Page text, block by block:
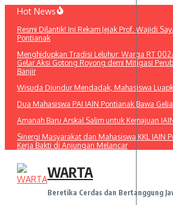
Lewati
konten
Hot News
Resmi Dilantik! Ini Rekam Jejak Prof. Wajidi
Pontianak
Menghidupkan Tradisi Leluhur: Warga RT
Gelar Aksi Gotong Royong demi Mitigasi
Banjir
Wisuda Diundur Mendadak, Mahasiswa
Dua Mahasiswa PAI IAIN Pontianak Bawa
Amanah Baru Arskal Salim untuk Kemajuan
Sinergi Masyarakat dan Mahasiswa KKL IAIN
Kerja Bakti di Anjungan Melancar
WARTA
Beretika Cerdas dan Bertanggung